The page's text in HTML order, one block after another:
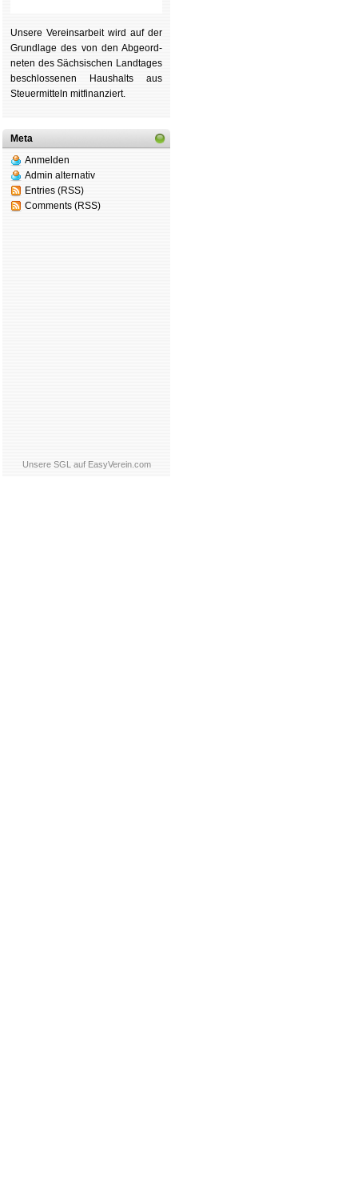
Unsere Ver­eins­ar­beit wird auf der
Grund­lage des von den Ab­ge­ord­
ne­ten des Säch­si­schen Land­tages
be­schlos­se­nen Haus­halts aus
Steu­er­mitteln mit­fi­nan­ziert.
Meta
Anmelden
Admin alternativ
Entries (RSS)
Comments (RSS)
Unsere SGL auf EasyVerein.com